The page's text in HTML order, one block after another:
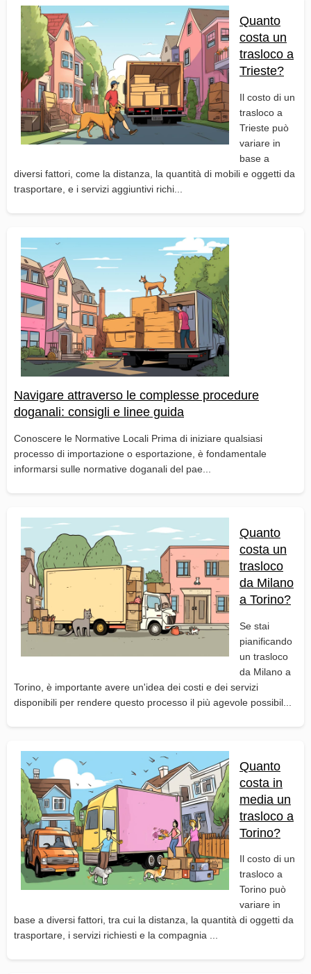
Quanto
costa un
trasloco a
Trieste?
Il costo di un
trasloco a
Trieste può
variare in
base a
diversi fattori, come la distanza, la quantità di mobili e oggetti da
trasportare, e i servizi aggiuntivi richi...
Navigare attraverso le complesse procedure
doganali: consigli e linee guida
Conoscere le Normative Locali Prima di iniziare qualsiasi
processo di importazione o esportazione, è fondamentale
informarsi sulle normative doganali del pae...
Quanto
costa un
trasloco
da Milano
a Torino?
Se stai
pianificando
un trasloco
da Milano a
Torino, è importante avere un'idea dei costi e dei servizi
disponibili per rendere questo processo il più agevole possibil...
Quanto
costa in
media un
trasloco a
Torino?
Il costo di un
trasloco a
Torino può
variare in
base a diversi fattori, tra cui la distanza, la quantità di oggetti da
trasportare, i servizi richiesti e la compagnia ...